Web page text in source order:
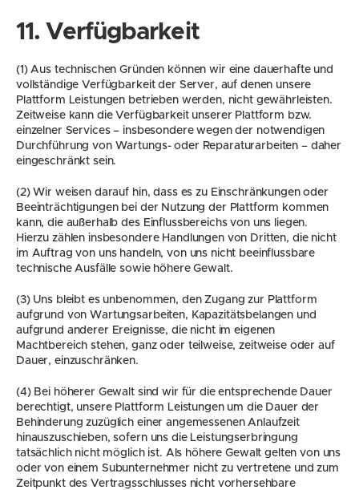
11. Verfügbarkeit
(1) Aus technischen Gründen können wir eine dauerhafte und
vollständige Verfügbarkeit der Server, auf denen unsere
Plattform Leistungen betrieben werden, nicht gewährleisten.
Zeitweise kann die Verfügbarkeit unserer Plattform bzw.
einzelner Services – insbesondere wegen der notwendigen
Durchführung von Wartungs- oder Reparaturarbeiten – daher
eingeschränkt sein.
(2) Wir weisen darauf hin, dass es zu Einschränkungen oder
Beeinträchtigungen bei der Nutzung der Plattform kommen
kann, die außerhalb des Einflussbereichs von uns liegen.
Hierzu zählen insbesondere Handlungen von Dritten, die nicht
im Auftrag von uns handeln, von uns nicht beeinflussbare
technische Ausfälle sowie höhere Gewalt.
(3) Uns bleibt es unbenommen, den Zugang zur Plattform
aufgrund von Wartungsarbeiten, Kapazitätsbelangen und
aufgrund anderer Ereignisse, die nicht im eigenen
Machtbereich stehen, ganz oder teilweise, zeitweise oder auf
Dauer, einzuschränken.
(4) Bei höherer Gewalt sind wir für die entsprechende Dauer
berechtigt, unsere Plattform Leistungen um die Dauer der
Behinderung zuzüglich einer angemessenen Anlaufzeit
hinauszuschieben, sofern uns die Leistungserbringung
tatsächlich nicht möglich ist. Als höhere Gewalt gelten von uns
oder von einem Subunternehmer nicht zu vertretene und zum
Zeitpunkt des Vertragsschlusses nicht vorhersehbare